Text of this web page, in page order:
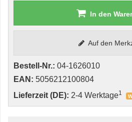
In den
Auf den
Bestell-Nr.: 04-1626010
EAN: 5056212100804
Lieferzeit (DE): 2-4 Werktage1